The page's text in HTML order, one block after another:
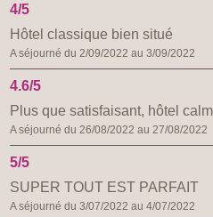
4/5
Hôtel classique bien situé
A séjourné du 2/09/2022 au 3/09/2022
4.6/5
Plus que satisfaisant, hôtel
A séjourné du 26/08/2022 au 27/08/2022
5/5
SUPER TOUT EST PARFAIT
A séjourné du 3/07/2022 au 4/07/2022